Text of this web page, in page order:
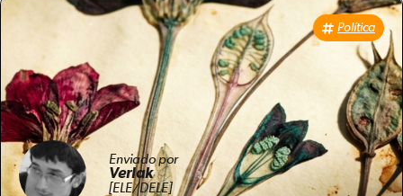
Política
Enviado por
Verlak
[ELE/DELE]